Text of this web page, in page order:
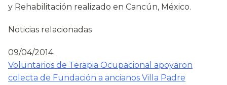
y Rehabilitación realizado en Cancún, México.
Noticias relacionadas
09/04/2014
Voluntarios de Terapia Ocupacional apoyaron
colecta de Fundación a ancianos Villa Padre